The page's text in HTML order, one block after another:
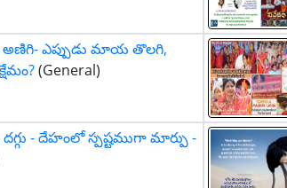
అణిగి- ఎప్పుడు మాయ తొలగి,
(General)
- దేహంలో స్పష్టముగా మార్పు -